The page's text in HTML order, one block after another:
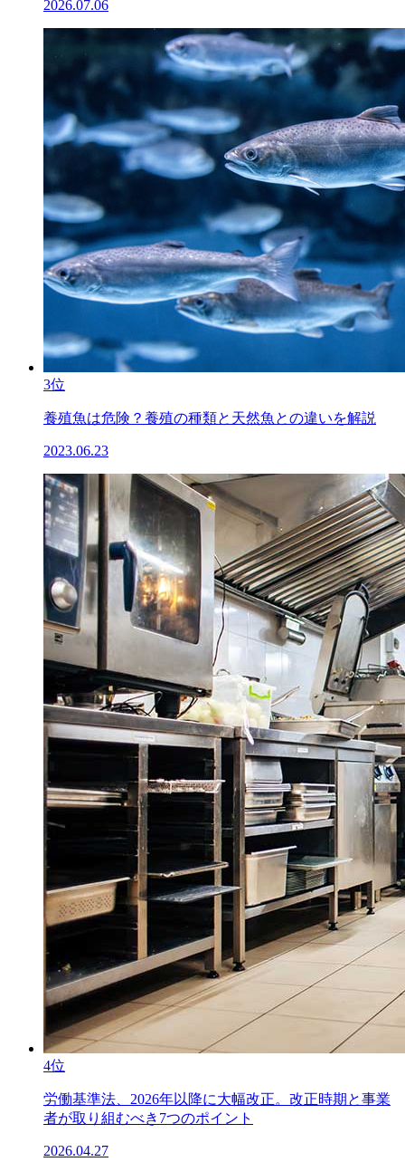
2026.07.06
3位
養殖魚は危険？養殖の種類と天然魚との違いを解説
2023.06.23
4位
労働基準法、2026年以降に大幅改正。改正時期と事業
者が取り組むべき7つのポイント
2026.04.27